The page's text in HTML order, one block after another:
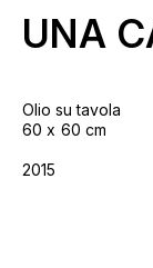
UNA
Olio su tavola
60
60 cm
2015